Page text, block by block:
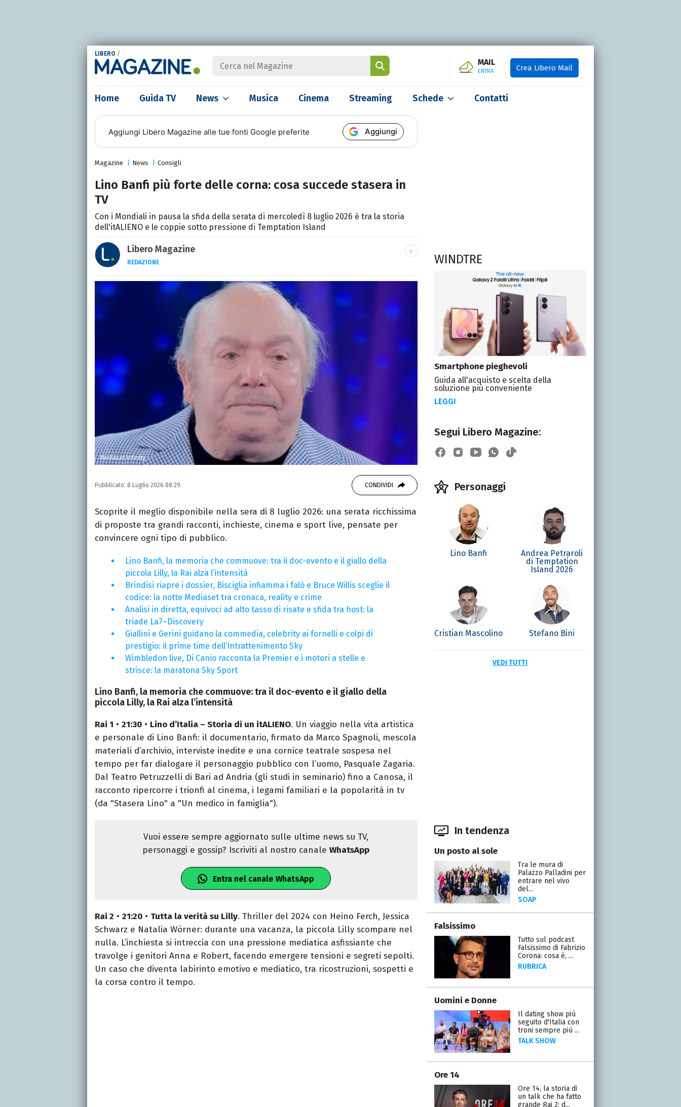
LIBERO /
MAIL
ENTRA Crea Libero Mail
Home Guida TV News Musica Cinema Streaming Schede Contatti
Aggiungi Libero Magazine alle tue fonti Google preferite Aggiungi
Magazine News Consigli
Lino Banfi più forte delle corna: cosa succede stasera in
TV
Con i Mondiali in pausa la sfida della serata di mercoledì 8 luglio 2026 è tra la storia
dell'itALIENO e le coppie sotto pressione di Temptation Island
Libero Magazine
REDAZIONE
E-MAIL
INSTAGRAM FACEBOOK
Libero Magazine è il canale del portale Libero.it dedicato al mondo
della televisione, dello spettacolo e del gossip.
Mediaset Infinity
Pubblicato: 8 Luglio 2026 08:29 CONDIVIDI
Scoprite il meglio disponibile nella sera di 8 luglio 2026: una serata ricchissima
di proposte tra grandi racconti, inchieste, cinema e sport live, pensate per
convincere ogni tipo di pubblico.
Lino Banfi, la memoria che commuove: tra il doc-evento e il giallo della
piccola Lilly, la Rai alza l’intensità
Brindisi riapre i dossier, Bisciglia infiamma i falò e Bruce Willis sceglie il
codice: la notte Mediaset tra cronaca, reality e crime
Analisi in diretta, equivoci ad alto tasso di risate e sfida tra host: la
triade La7–Discovery
Giallini e Gerini guidano la commedia, celebrity ai fornelli e colpi di
prestigio: il prime time dell’Intrattenimento Sky
Wimbledon live, Di Canio racconta la Premier e i motori a stelle e
strisce: la maratona Sky Sport
Lino Banfi, la memoria che commuove: tra il doc-evento e il giallo della
piccola Lilly, la Rai alza l’intensità
Rai 1 • 21:30 • Lino d’Italia – Storia di un itALIENO. Un viaggio nella vita artistica
e personale di Lino Banfi: il documentario, firmato da Marco Spagnoli, mescola
materiali d’archivio, interviste inedite e una cornice teatrale sospesa nel
tempo per far dialogare il personaggio pubblico con l’uomo, Pasquale Zagaria.
Dal Teatro Petruzzelli di Bari ad Andria (gli studi in seminario) fino a Canosa, il
racconto ripercorre i trionfi al cinema, i legami familiari e la popolarità in tv
(da "Stasera Lino" a "Un medico in famiglia").
Vuoi essere sempre aggiornato sulle ultime news su TV,
personaggi e gossip? Iscriviti al nostro canaleWhatsApp
Entra nel canale WhatsApp
Rai 2 • 21:20 • Tutta la verità su Lilly. Thriller del 2024 con Heino Ferch, Jessica
Schwarz e Natalia Wörner: durante una vacanza, la piccola Lilly scompare nel
nulla. L’inchiesta si intreccia con una pressione mediatica asfissiante che
travolge i genitori Anna e Robert, facendo emergere tensioni e segreti sepolti.
Un caso che diventa labirinto emotivo e mediatico, tra ricostruzioni, sospetti e
la corsa contro il tempo.
WINDTRE
Smartphone pieghevoli
Guida all'acquisto e scelta della
soluzione più conveniente
LEGGI
Segui Libero Magazine:
Personaggi
Lino Banfi
Andrea Petraroli
di Temptation
Island 2026
Cristian Mascolino Stefano Bini
VEDI TUTTI
In tendenza
Un posto al sole
Tra le mura di
Palazzo Palladini per
entrare nel vivo
del...
SOAP
Falsissimo
Tutto sul podcast
Falsissimo di Fabrizio
Corona: cosa è, ...
RUBRICA
Uomini e Donne
Il dating show più
seguito d'Italia con
troni sempre più ...
TALK SHOW
Ore 14
Ore 14, la storia di
un talk che ha fatto
grande Rai 2: d...